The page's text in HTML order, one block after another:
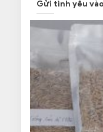
Gửi tình yêu